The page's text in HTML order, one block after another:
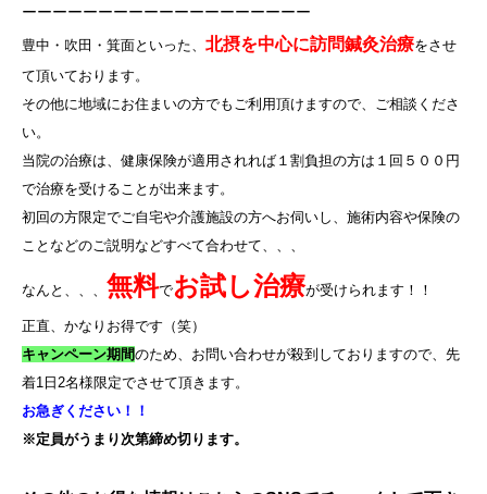
ーーーーーーーーーーーーーーーーーーー
豊中・吹田・箕面といった、 北摂を中心に訪問鍼灸治療をさせ
て頂いております。
その他に地域にお住まいの方でもご利用頂けますので、ご相談くださ
い。
当院の治療は、健康保険が適用されれば１割負担の方は１回５００円
で治療を受けることが出来ます。
初回の方限定でご自宅や介護施設の方へお伺いし、施術内容や保険の
ことなどのご説明などすべて合わせて、、、
なんと、、、 無料でお試し治療が受けられます！！
正直、かなりお得です（笑）
キャンペーン期間のため、お問い合わせが殺到しておりますので、先
着1 日 2名様限定でさせて頂きます。
お急ぎください！！
※定員がうまり次第締め切ります。